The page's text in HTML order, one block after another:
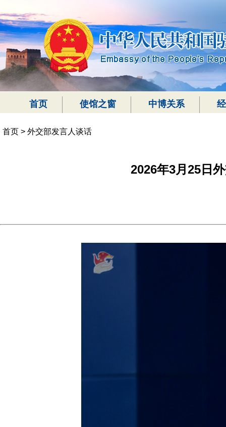
首页 使馆之窗 中博关系
首页 > 外交部发言人谈话
2026年3月25日